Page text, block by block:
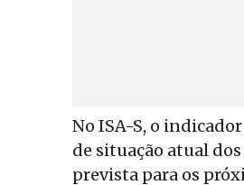
No ISA-S, o
de situação atual
prevista para os